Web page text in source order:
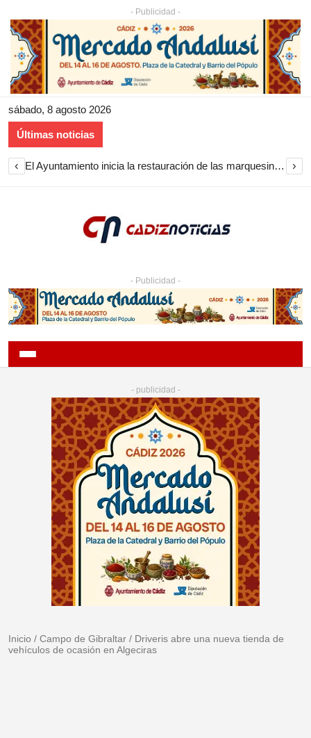
- Publicidad -
sábado, 8 agosto 2026
Últimas noticias
‹ El Ayuntamiento inicia la restauración de las marquesinas de Plaza Esteve para volver a instalarlas en el centro de Jerez ›
- Publicidad -
- publicidad -
Inicio / Campo de Gibraltar / Driveris abre una nueva tienda de
vehículos de ocasión en Algeciras